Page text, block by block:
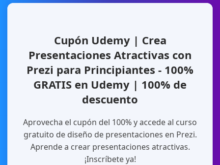
Cupón Udemy | Crea
Presentaciones Atractivas con
Prezi para Principiantes - 100%
GRATIS en Udemy | 100% de
descuento
Aprovecha el cupón del 100% y accede al curso
gratuito de diseño de presentaciones en Prezi.
Aprende a crear presentaciones atractivas.
¡Inscríbete ya!